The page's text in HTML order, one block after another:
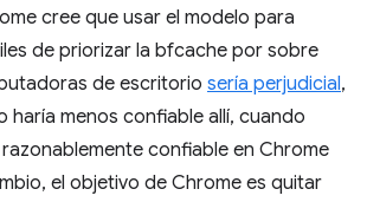
cree que usar el modelo para
de priorizar la bfcache por sobre
de escritorio sería perjudicial,
haría menos confiable allí, cuando
confiable en Chrome
el objetivo de Chrome es quitar